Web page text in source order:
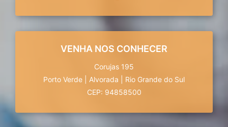
VENHA NOS CONHECER
Corujas 195
Porto Verde
Alvorada
Rio Grande do Sul
CEP: 94858500